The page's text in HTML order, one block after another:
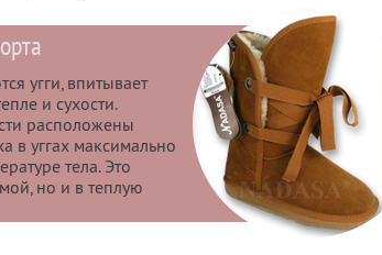
угги, впитывает
и сухости.
расположены
в уггах максимально
тела. Это
но и в теплую